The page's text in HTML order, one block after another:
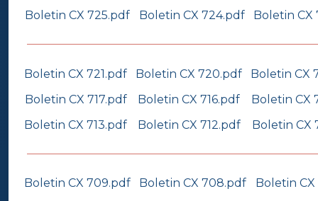
Boletin CX 725.pdf Boletin CX 724.pdf Boletin CX
Boletin CX 721.pdf Boletin CX 720.pdf
Boletin CX
Boletin CX 717.pdf
Boletin CX 716.pdf
Boletin CX
Boletin CX 713.pdf
Boletin CX 712.pdf Boletin CX
Boletin CX 709.pdf Boletin CX 708.pdf
Boletin